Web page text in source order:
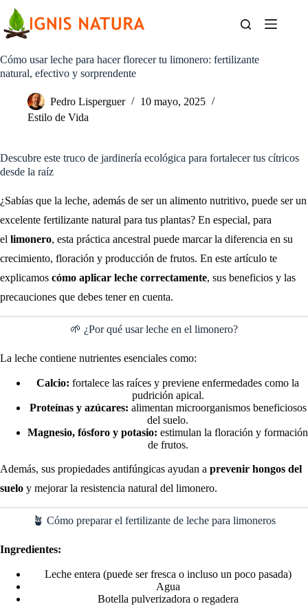
contenido
Cómo usar leche para hacer florecer tu limonero: fertilizante
natural, efectivo y sorprendente
Pedro Lisperguer
10 mayo, 2025
Estilo de Vida
Descubre este truco de jardinería ecológica para fortalecer tus cítricos
desde la raíz
¿Sabías que la leche, además de ser un alimento nutritivo, puede ser un
excelente fertilizante natural para tus plantas? En especial, para
el limonero, esta práctica ancestral puede marcar la diferencia en su
crecimiento, floración y producción de frutos. En este artículo te
explicamos cómo aplicar leche correctamente, sus beneficios y las
precauciones que debes tener en cuenta.
🌱 ¿Por qué usar leche en el limonero?
La leche contiene nutrientes esenciales como:
Calcio: fortalece las raíces y previene enfermedades como la
pudrición apical.
Proteínas y azúcares: alimentan microorganismos beneficiosos
del suelo.
Magnesio, fósforo y potasio: estimulan la floración y formación
de frutos.
Además, sus propiedades antifúngicas ayudan a prevenir hongos del
suelo y mejorar la resistencia natural del limonero.
🪴 Cómo preparar el fertilizante de leche para limoneros
Ingredientes:
Leche entera (puede ser fresca o incluso un poco pasada)
Agua
Botella pulverizadora o regadera